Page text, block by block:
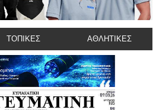
ΤΟΠΙΚΕΣ ΑΘΛΗΤΙΚΕΣ